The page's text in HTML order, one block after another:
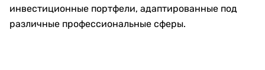
инвестиционные портфели, адаптированные под
различные профессиональные сферы.